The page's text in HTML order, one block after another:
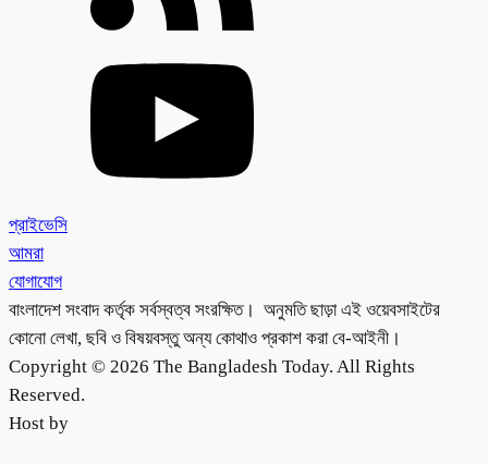
প্রাইভেসি
আমরা
যোগাযোগ
বাংলাদেশ সংবাদ কর্তৃক সর্বস্বত্ব সংরক্ষিত। অনুমতি ছাড়া এই ওয়েবসাইটের
কোনো লেখা, ছবি ও বিষয়বস্তু অন্য কোথাও প্রকাশ করা বে-আইনী।
Copyright © 2026 The Bangladesh Today. All Rights
Reserved.
Host by